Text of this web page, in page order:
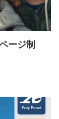
ージ制